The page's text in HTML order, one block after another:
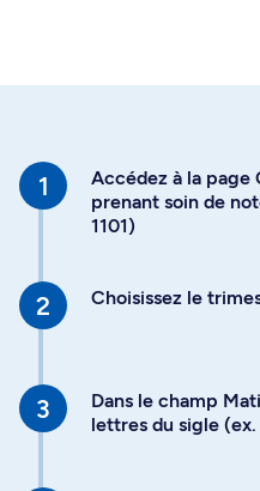
Accédez à la page
prenant soin de
1101)
Choisissez le
Dans le champ
lettres du sigle (ex.